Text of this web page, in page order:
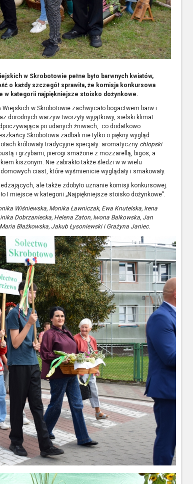
w Skrobotowie pełne było barwnych kwiatów,
o każdy szczegół sprawiła, że komisja konkursowa
w kategorii najpiękniejsze stoisko dożynkowe.
w Skrobotowie zachwycało bogactwem barw i
dorodnych warzyw tworzyły wyjątkowy, sielski klimat.
po udanych żniwach, co dodatkowo
Skrobotowa zadbali nie tylko o piękny wygląd
królowały tradycyjne specjały: aromatyczny chłopski
i grzybami, pierogi smażone z mozzarellą, bigos, a
kiszonym. Nie zabrakło także śledzi w w wielu
ciast, które wyśmienicie wyglądały i smakowały.
ale także zdobyło uznanie komisji konkursowej.
I miejsce w kategorii „Najpiękniejsze stoisko dożynkowe”.
Wiśniewska, Monika Ławniczak, Ewa Knutelska, Irena
Dobrzaniecka, Helena Zaton, Iwona Balkowska, Jan
Błażkowska, Jakub Łysoniewski i Grażyna Janiec.